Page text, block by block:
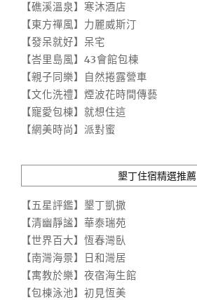
【礁溪溫泉】寒沐酒店
【東方禪風】力麗威斯汀
【發呆就好】呆宅
【峇里島風】43會館包棟
【親子同樂】自然捲露營車
【文化洗禮】煙波花時間傳藝
【寵愛包棟】就想住這
【網美時尚】派對蜜
墾丁住宿精選推薦
【五星評鑑】墾丁凱撒
【清幽靜謐】華泰瑞苑
【世界百大】恆春灣臥
【南灣海景】日和灣居
【寓教於樂】夜宿海生館
【包棟泳池】初見恆美